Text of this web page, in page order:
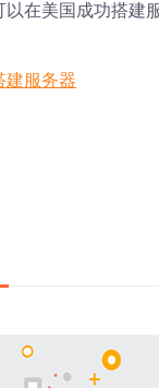
在美国成功搭建
建服务器